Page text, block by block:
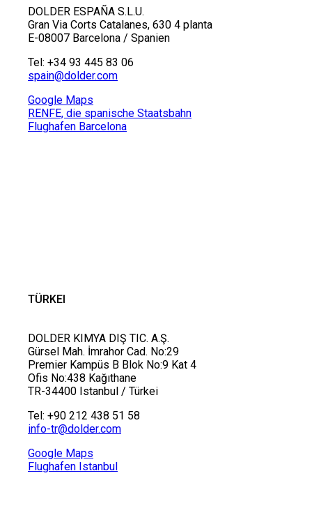
DOLDER ESPAÑA S.L.U.
Gran Via Corts Catalanes, 630 4 planta
E-08007 Barcelona / Spanien
Tel: +34 93 445 83 06
spain@dolder.com
Google Maps
RENFE, die spanische Staatsbahn
Flughafen Barcelona
TÜRKEI
DOLDER KIMYA DIŞ TIC. A.Ş.
Gürsel Mah. İmrahor Cad. No:29
Premier Kampüs B Blok No:9 Kat 4
Ofis No:438 Kağıthane
TR-34400 Istanbul / Türkei
Tel: +90 212 438 51 58
info-tr@dolder.com
Google Maps
Flughafen Istanbul